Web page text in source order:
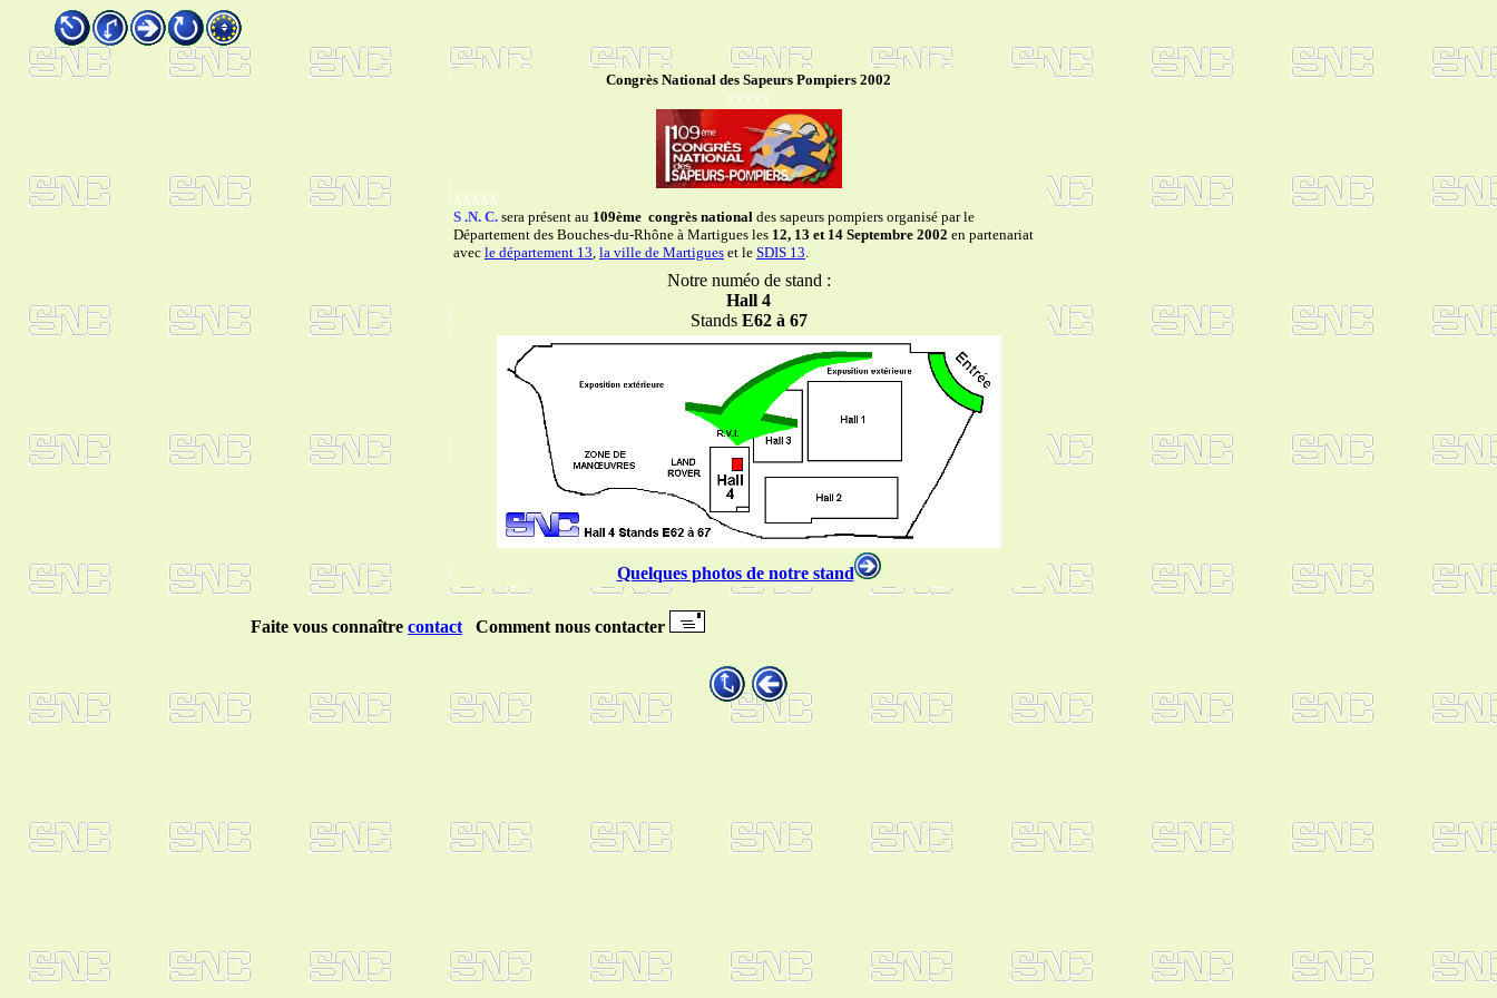
Congrès National des Sapeurs Pompiers 2002
xxxxx
xxxxx
S .N. C. sera présent au 109ème congrès national des sapeurs pompiers organisé par le
Département des Bouches-du-Rhône à Martigues les 12, 13 et 14 Septembre 2002 en partenariat
avec le département 13, la ville de Martigues et le SDIS 13.
Notre numéo de stand :
Hall 4
Stands E62 à 67
Quelques photos de notre stand
Faite vous connaître contact Comment nous contacter